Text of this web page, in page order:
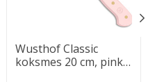
Wusthof Classic
koksmes 20 cm, pink